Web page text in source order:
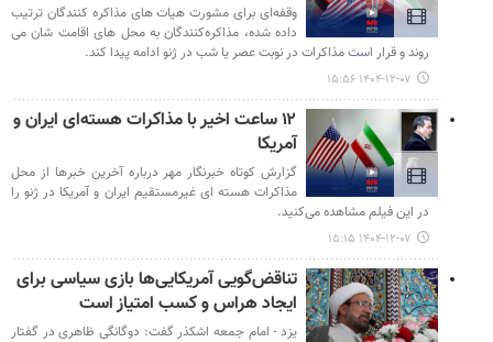
وقفه‌ای برای مشورت هیات های مذاکره کنندگان ترتیب
داده شده، مذاکره‌کنندگان به محل های اقامت شان می
روند و قرار است مذاکرات در نوبت عصر یا شب در ژنو ادامه پیدا کند.
۱۴۰۴-۱۲-۰۷ ۱۵:۵۶
۱۲ ساعت اخیر با مذاکرات هسته‌ای ایران و
آمریکا
گزارش کوتاه خبرنگار مهر درباره آخرین خبرها از محل
مذاکرات هسته ای غیرمستقیم ایران و آمریکا در ژنو را
در این فیلم مشاهده می‌کنید.
۱۴۰۴-۱۲-۰۷ ۱۵:۱۵
تناقض‌گویی آمریکایی‌ها بازی سیاسی برای
ایجاد هراس و کسب امتیاز است
یزد - امام جمعه اشکذر گفت: دوگانگی ظاهری در گفتار